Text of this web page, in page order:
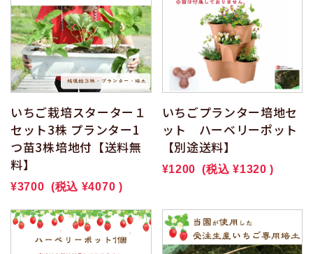
いちご栽培スターター１
セット3株 プランター1
つ苗3株培地付【送料無
料】
¥3700 (税込 ¥4070 )
いちごプランター培地セ
ット ハーベリーポット
【別途送料】
¥1200 (税込 ¥1320 )